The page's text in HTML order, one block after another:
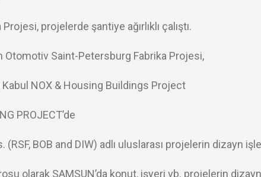
projelerde şantiye ağırlıklı çalıştı.
Otomotiv Saint-Petersburg Fabrika Projesi,
Kabul NOX & Housing Buildings Project
PROJECT’de
(RSF, BOB and DIW) adlı uluslarası projelerin dizayn
olarak SAMSUN’da konut, işyeri vb. projelerin